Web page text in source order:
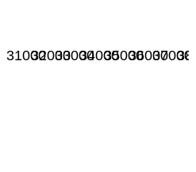
31000320003300034000350003600037000